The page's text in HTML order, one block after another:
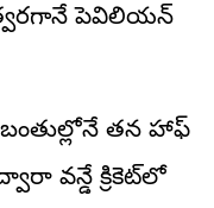
పెవిలియన్
బంతుల్లోనే తన హాఫ్
వన్డే క్రికెట్‌లో